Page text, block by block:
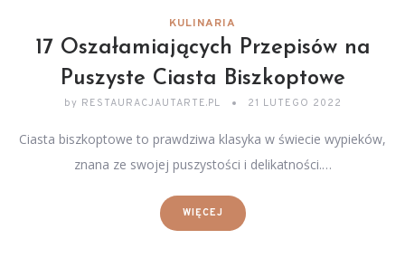
KULINARIA
17 Oszałamiających Przepisów na
Puszyste Ciasta Biszkoptowe
by RESTAURACJAUTARTE.PL 21 LUTEGO 2022
Ciasta biszkoptowe to prawdziwa klasyka w świecie wypieków,
znana ze swojej puszystości i delikatności.…
WIĘCEJ